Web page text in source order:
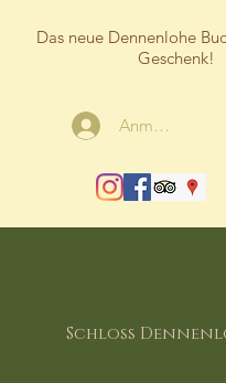
Das neue Dennenlohe
Geschenk!
Anmelden
Schloss